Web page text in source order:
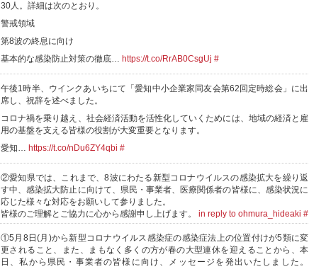
30人。詳細は次のとおり。
警戒領域
第8波の終息に向け
基本的な感染防止対策の徹底… https://t.co/RrAB0CsgUj #
午後1時半、ウインクあいちにて「愛知中小企業家同友会第62回定時総会」に出
席し、祝辞を述べました。
コロナ禍を乗り越え、社会経済活動を活性化していくためには、地域の経済と雇
用の基盤を支える皆様の役割が大変重要となります。
愛知… https://t.co/nDu6ZY4qbi #
②愛知県では、これまで、8波にわたる新型コロナウイルスの感染拡大を繰り返
す中、感染拡大防止に向けて、県民・事業者、医療関係者の皆様に、感染状況に
応じた様々な対応をお願いして参りました。
皆様のご理解とご協力に心から感謝申し上げます。 in reply to ohmura_hideaki #
①5月8日(月)から新型コロナウイルス感染症の感染症法上の位置付けが5類に変
更されること、また、まもなく多くの方が春の大型連休を迎えることから、本
日、私から県民・事業者の皆様に向け、メッセージを発出いたしました。